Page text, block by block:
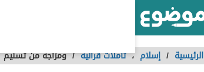
الرئيسية / إسلام ،تأملات قرآنية /ومزاجه من تسنيم